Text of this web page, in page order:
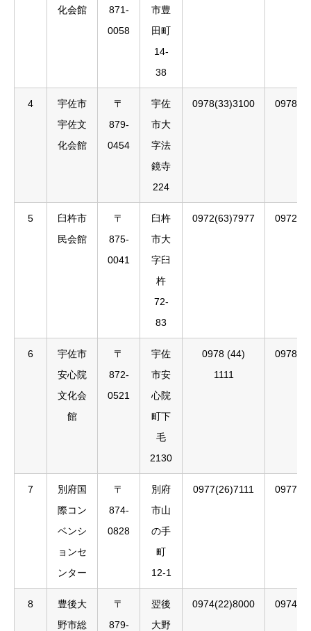
化会館
871-
0058
市豊
田町
14-
38
4
宇佐市
宇佐文
化会館
〒
879-
0454
宇佐
市大
字法
鏡寺
224
0978(33)3100
5
臼杵市
民会館
〒
875-
0041
臼杵
市大
字臼
杵
72-
83
0972(63)7977
6
宇佐市
安心院
文化会
館
〒
872-
0521
宇佐
市安
心院
町下
毛
2130
0978 (44)
1111
7
別府国
際コン
ベンシ
ョンセ
ンター
〒
874-
0828
別府
市山
の手
町
12-1
0977(26)7111
8
豊後大
野市総
〒
879-
翌後
大野
0974(22)8000